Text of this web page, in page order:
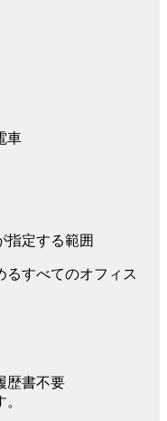
車
指定する範囲
るすべてのオフィス
歴書不要